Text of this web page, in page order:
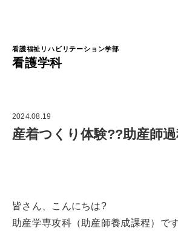
看護福祉リハビリテーション学部
看護学科
2024.08.19
産着つくり体験??助産師
皆さん、こんにちは?
助産学専攻科（助産師養成課程）で